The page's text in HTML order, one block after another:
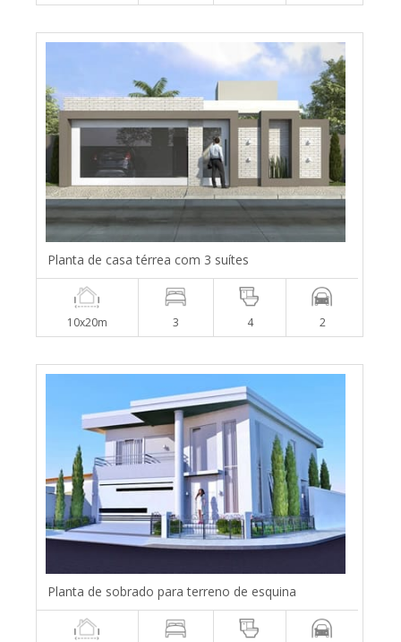
Planta de casa térrea com 3 suítes
10x20m 3 4 2
Planta de sobrado para terreno de esquina